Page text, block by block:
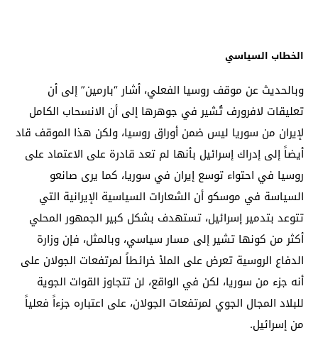
الخطاب السياسي
وبالحديث عن موقف روسيا الفعلي، أشار “بارمين” إلى أن
تعليقات لافرورف تُشير في جوهرها إلى أن الانسحاب الكامل
لإيران من سوريا ليس ضمن أوراق روسيا، ولكن هذا الموقف قاد
أيضاً إلى إدراك إسرائيل بأنها لم تعد قادرة على الاعتماد على
روسيا في احتواء توسع إيران في سوريا، كما يرى صانعو
السياسة في موسكو أن الشعارات السياسية الإيرانية التي
تتوعد بتدمير إسرائيل، تستهدف بشكل كبير الجمهور المحلي
أكثر من كونها تشير إلى مسار سياسي، وبالمثل، فإن وزارة
الدفاع الروسية تعرض على الملأ خرائطاً لمرتفعات الجولان على
أنه جزء من سوريا، لكن في الواقع، لن تتجاوز القوات الجوية
للبلاد المجال الجوي لمرتفعات الجولان، على اعتباره جزءاً فعلياً
من إسرائيل.